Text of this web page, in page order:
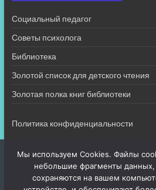
Социальный педагог
Советы психолога
Библиотека
Золотой список для детского чтения
Золотая полка книг библиотеки
Политика конфиденциальности
Мы используем Cookies. Файлы
небольшие фрагменты
сохраняются на вашем